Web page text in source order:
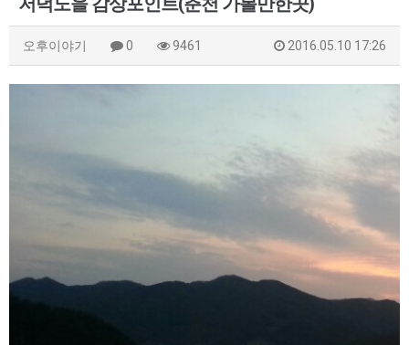
오후이야기 0 9461 2016.05.10 17:26